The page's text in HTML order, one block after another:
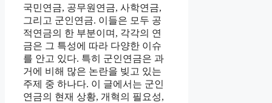
국민연금, 공무원연금, 사학연금,
그리고 군인연금. 이들은 모두 공
적연금의 한 부분이며, 각각의 연
금은 그 특성에 따라 다양한 이슈
를 안고 있다. 특히 군인연금은 과
거에 비해 많은 논란을 빚고 있는
주제 중 하나다. 이 글에서는 군인
연금의 현재 상황, 개혁의 필요성,